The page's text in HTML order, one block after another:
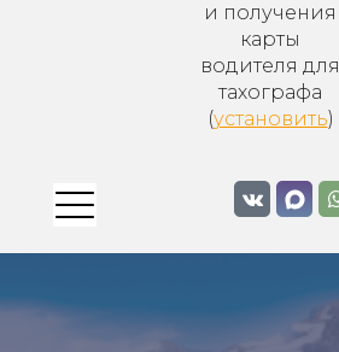
и получения
карты
водителя для
тахографа
(установить)